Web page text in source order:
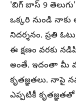
'బిగ్ బాస్ 9
ఒక్కరి నుండి నాకు
నిదర్శనం. ప్రతి
ఈ క్షణం వరకు
అంతే. ఇదంతా మీ
కృతజ్ఞతలు. నాపై
ఎప్పటికీ